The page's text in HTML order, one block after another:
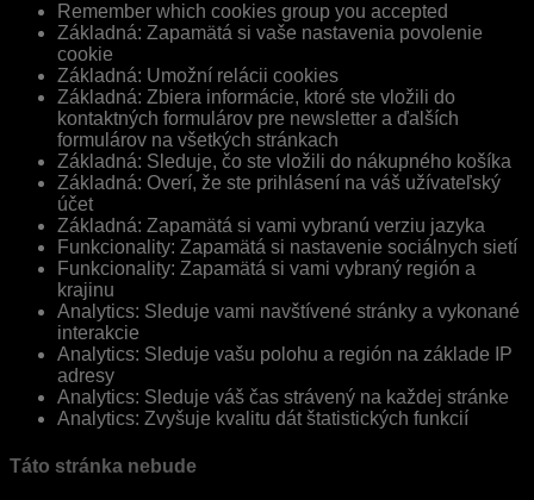
Remember which cookies group you accepted
Základná: Zapamätá si vaše nastavenia povolenie
cookie
Základná: Umožní relácii cookies
Základná: Zbiera informácie, ktoré ste vložili do
kontaktných formulárov pre newsletter a ďalších
formulárov na všetkých stránkach
Základná: Sleduje, čo ste vložili do nákupného košíka
Základná: Overí, že ste prihlásení na váš užívateľský
účet
Základná: Zapamätá si vami vybranú verziu jazyka
Funkcionality: Zapamätá si nastavenie sociálnych sietí
Funkcionality: Zapamätá si vami vybraný región a
krajinu
Analytics: Sleduje vami navštívené stránky a vykonané
interakcie
Analytics: Sleduje vašu polohu a región na základe IP
adresy
Analytics: Sleduje váš čas strávený na každej stránke
Analytics: Zvyšuje kvalitu dát štatistických funkcií
Táto stránka nebude